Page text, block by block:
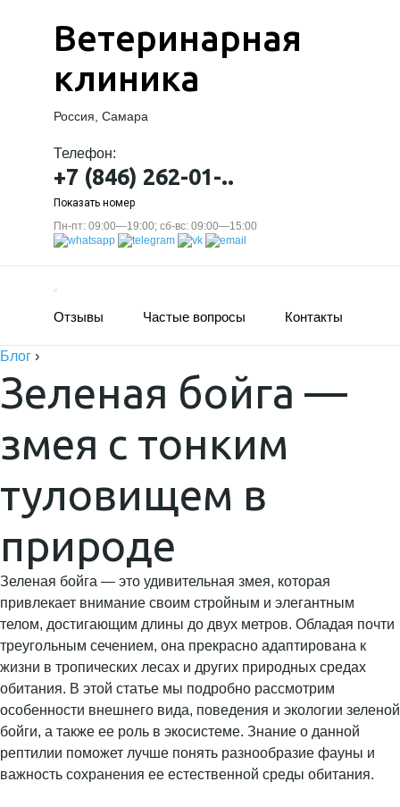
Ветеринарная
клиника
Россия, Самара
Телефон:
+7 (846) 262-01-..
Показать номер
Пн-пт: 09:00—19:00; сб-вс: 09:00—15:00
Отзывы Частые вопросы Контакты
Блог ›
Зеленая бойга —
змея с тонким
туловищем в
природе
Зеленая бойга — это удивительная змея, которая
привлекает внимание своим стройным и элегантным
телом, достигающим длины до двух метров. Обладая почти
треугольным сечением, она прекрасно адаптирована к
жизни в тропических лесах и других природных средах
обитания. В этой статье мы подробно рассмотрим
особенности внешнего вида, поведения и экологии зеленой
бойги, а также ее роль в экосистеме. Знание о данной
рептилии поможет лучше понять разнообразие фауны и
важность сохранения ее естественной среды обитания.